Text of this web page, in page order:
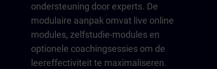
ondersteuning door experts. De
modulaire aanpak omvat live online
modules, zelfstudie-modules en
optionele coachingsessies om de
leereffectiviteit te maximaliseren.